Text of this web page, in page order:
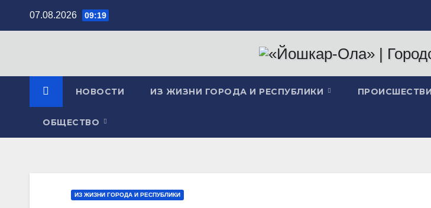
07.08.2026 09:19
НОВОСТИ ИЗ ЖИЗНИ ГОРОДА И РЕСПУБЛИКИ
ОБЩЕСТВО
ИЗ ЖИЗНИ ГОРОДА И РЕСПУБЛИКИ